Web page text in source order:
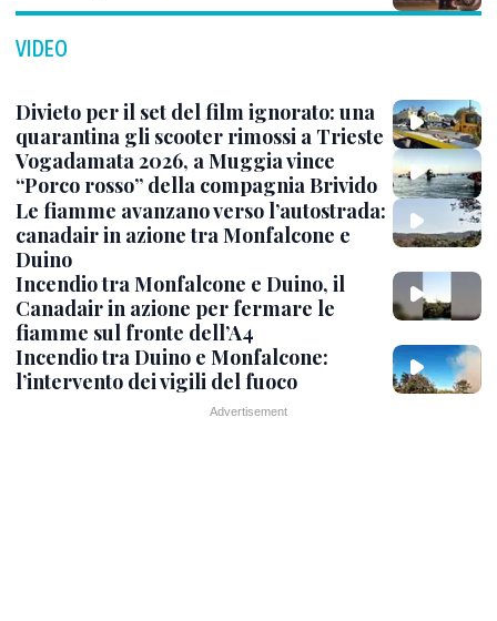
VIDEO
Divieto per il set del film ignorato: una
quarantina gli scooter rimossi a Trieste
Vogadamata 2026, a Muggia vince
“Porco rosso” della compagnia Brivido
Le fiamme avanzano verso l’autostrada:
canadair in azione tra Monfalcone e
Duino
Incendio tra Monfalcone e Duino, il
Canadair in azione per fermare le
fiamme sul fronte dell’A4
Incendio tra Duino e Monfalcone:
l’intervento dei vigili del fuoco